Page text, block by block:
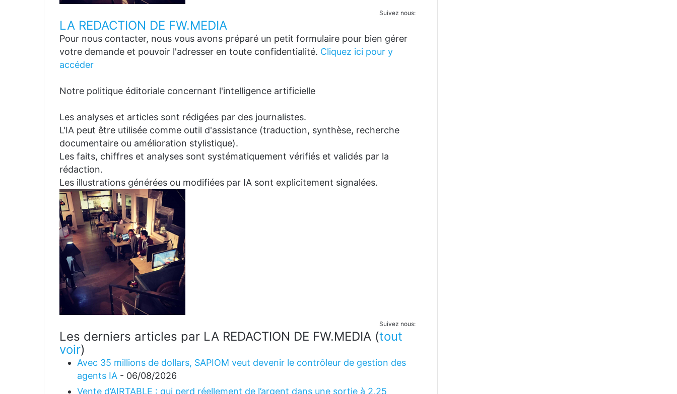
Suivez nous:
LA REDACTION DE FW.MEDIA
Pour nous contacter, nous vous avons préparé un petit formulaire pour bien gérer
votre demande et pouvoir l'adresser en toute confidentialité. Cliquez ici pour y
accéder
Notre politique éditoriale concernant l'intelligence artificielle
Les analyses et articles sont rédigées par des journalistes.
L'IA peut être utilisée comme outil d'assistance (traduction, synthèse, recherche
documentaire ou amélioration stylistique).
Les faits, chiffres et analyses sont systématiquement vérifiés et validés par la
rédaction.
Les illustrations générées ou modifiées par IA sont explicitement signalées.
Suivez nous:
Les derniers articles par LA REDACTION DE FW.MEDIA (tout
voir)
Avec 35 millions de dollars, SAPIOM veut devenir le contrôleur de gestion des
agents IA - 06/08/2026
Vente d’AIRTABLE : qui perd réellement de l’argent dans une sortie à 2,25